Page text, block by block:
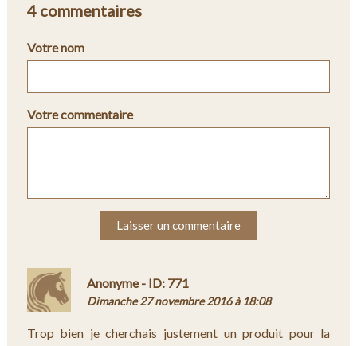
4 commentaires
Votre nom
Votre commentaire
Laisser un commentaire
Anonyme - ID: 771
Dimanche 27 novembre 2016 à 18:08
Trop bien je cherchais justement un produit pour la